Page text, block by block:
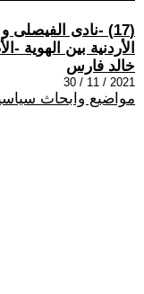
(17) -نادى
الأردنية بين الهوية -
خالد فارس
2021 / 11 / 30
مواضيع وابحاث